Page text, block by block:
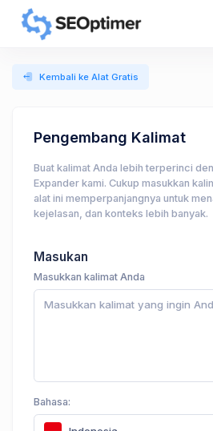
Kembali ke Alat Gratis
Pengembang Kalimat
Buat kalimat Anda lebih terperinci
Expander kami. Cukup masukkan
alat ini memperpanjangnya untuk
kejelasan, dan konteks lebih banyak.
Masukan
Masukkan kalimat Anda
Bahasa: